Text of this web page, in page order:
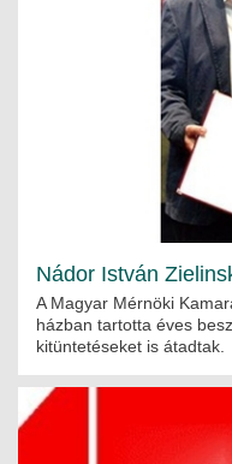
Nádor István
A Magyar Mérnöki
házban tartotta éves
kitüntetéseket is átadtak.